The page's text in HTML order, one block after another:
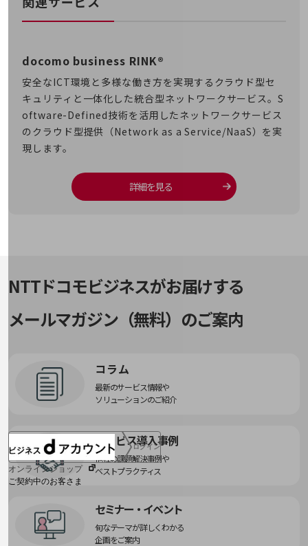
サステナビリティ基本方針
経営情報
経営情報TOP
決算公告
基礎的電気通信役務損益明細表
経験者採用
人材育成制度
NTTドコモグループ
ログイン
オンラインショップ
ご契約中のお客さま
サービス別サポート情報
docomo business RINK®
安全なICT環境と多様な働き方を実現するクラウド型セ
キュリティと一体化した統合型ネットワークサービス。S
oftware-Defined技術を活用したネットワークサービス
のクラウド型提供（Network as a Service/NaaS）を実
現します。
詳細を見る
NTTドコモビジネスがお届けする
メールマガジン（無料）のご案内
コラム
最新のサービス情報や
ソリューションのご紹介
サービス導入事例
他社の課題解決事例や
ベストプラクティス
セミナー・イベント
旬なテーマが詳しくわかる
企画をご案内